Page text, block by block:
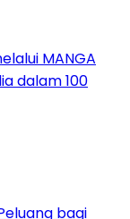
MANGA
dalam 100
bagi